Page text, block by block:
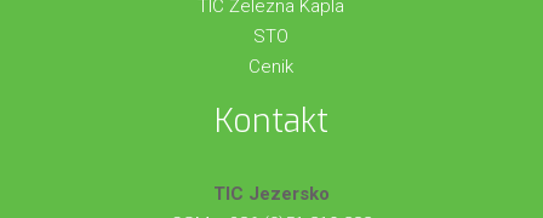
TIC Železna Kapla
STO
Cenik
Kontakt
TIC Jezersko